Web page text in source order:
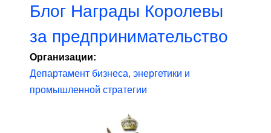
Блог Награды Королевы
за предпринимательство
Организации:
Департамент бизнеса, энергетики и
промышленной стратегии